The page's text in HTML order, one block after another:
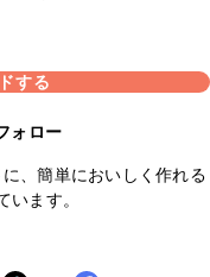
する
ォロー
、簡単においしく作れる
います。